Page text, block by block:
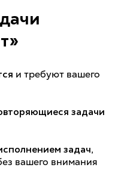
и требуют вашего
задачи
задач,
вашего внимания